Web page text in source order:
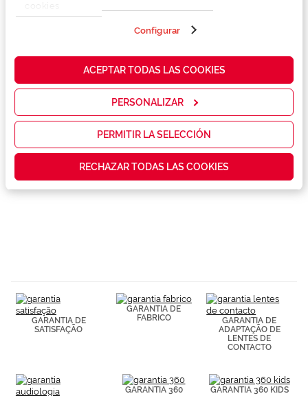
propias y de
cómo mejorar
servicios y
las
que realmente
contenidos
personalizados
visitadas).
Puedes
consultar más
información en
Configurar
ACEPTAR TODAS LAS COOKIES
PERSONALIZAR
PERMITIR LA SELECCIÓN
RECHAZAR TODAS LAS COOKIES
Lentes
Serviços exclusivos
GARANTIA DE
SATISFAÇÃO
GARANTIA DE
FABRICO
GARANTIA DE
ADAPTAÇÃO DE
LENTES DE
CONTACTO
GARANTIA 360 GARANTIA 360 KIDS